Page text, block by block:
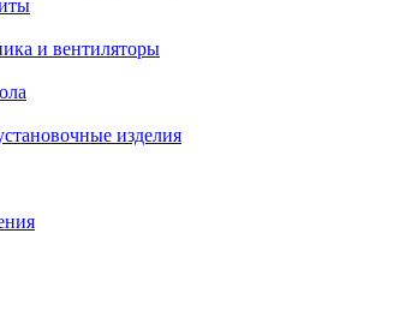
и вентиляторы
изделия